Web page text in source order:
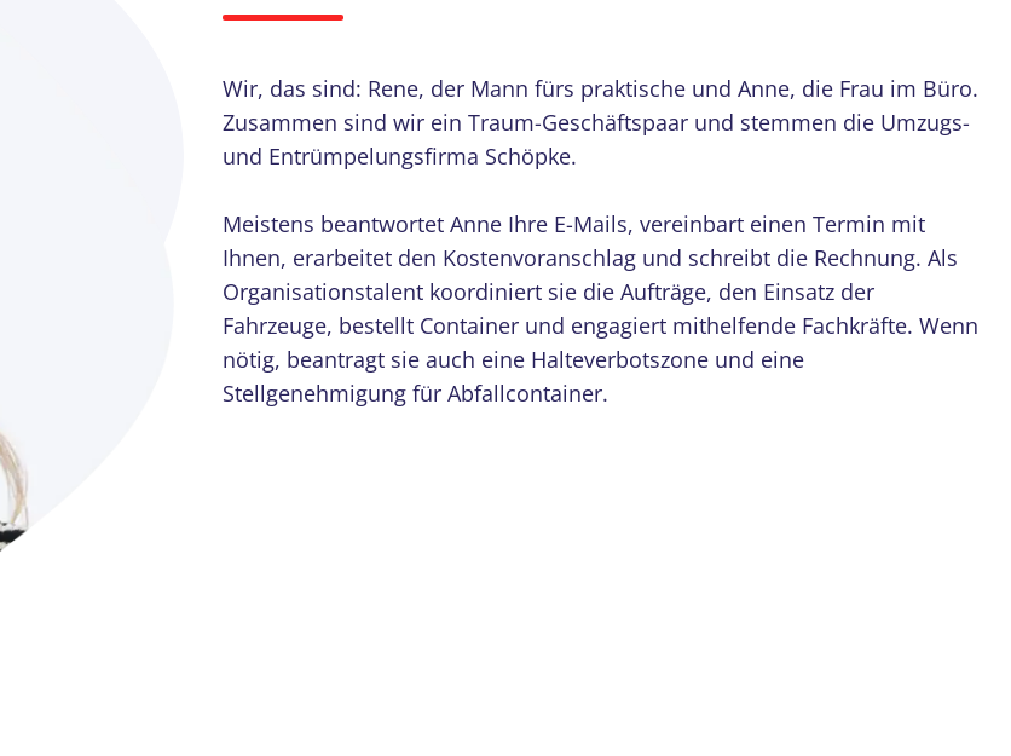
Wir, das sind: Rene, der Mann fürs praktische und Anne, die Frau im Büro.
Zusammen sind wir ein Traum-Geschäftspaar und stemmen die Umzugs-
und Entrümpelungsfirma Schöpke.
Meistens beantwortet Anne Ihre E-Mails, vereinbart einen Termin mit
Ihnen, erarbeitet den Kostenvoranschlag und schreibt die Rechnung. Als
Organisationstalent koordiniert sie die Aufträge, den Einsatz der
Fahrzeuge, bestellt Container und engagiert mithelfende Fachkräfte. Wenn
nötig, beantragt sie auch eine Halteverbotszone und eine
Stellgenehmigung für Abfallcontainer.